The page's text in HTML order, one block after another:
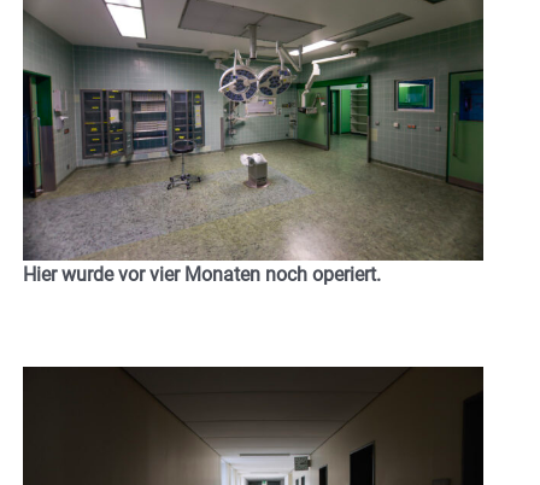
Hier wurde vor vier Monaten noch operiert.